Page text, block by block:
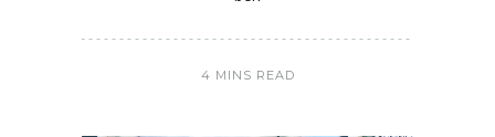
4 MINS READ